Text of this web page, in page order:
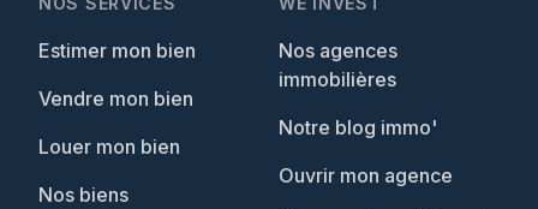
Estimer mon bien
Vendre mon bien
Louer mon bien
Nos biens
Nos agences
immobilières
Notre blog immo'
Ouvrir mon agence